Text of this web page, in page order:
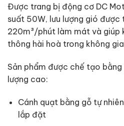
Được trang bị động cơ DC
suất 50W, lưu lượng gió được
220m³/phút làm mát và giúp
thông hài hoà trong không
Sản phẩm được chế tạo
lượng cao:
Cánh quạt bằng gỗ tự
lắp đặt